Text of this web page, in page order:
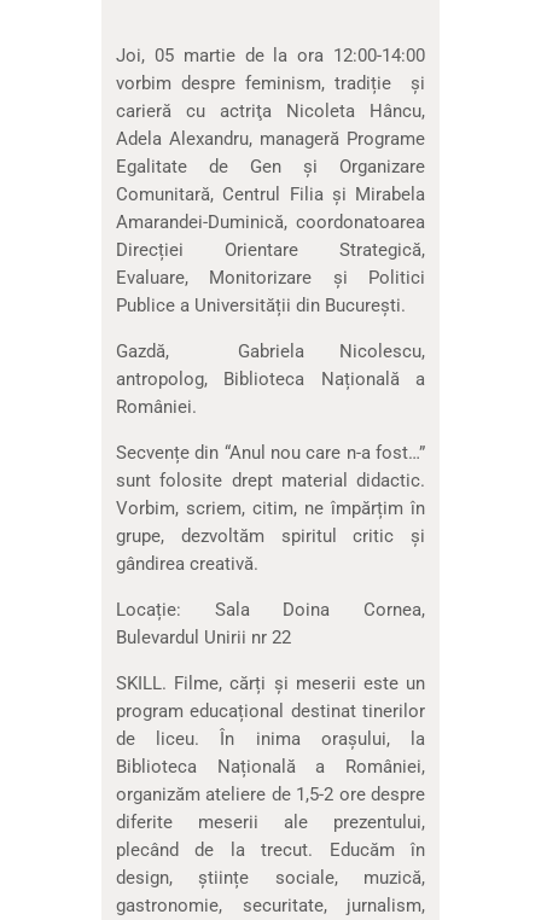
Joi, 05 martie de la ora 12:00-14:00
vorbim despre feminism, tradiție şi
carieră cu actriţa Nicoleta Hâncu,
Adela Alexandru, manageră Programe
Egalitate de Gen și Organizare
Comunitară, Centrul Filia şi Mirabela
Amarandei-Duminică, coordonatoarea
Direcției Orientare Strategică,
Evaluare, Monitorizare și Politici
Publice a Universității din București.
Gazdă, Gabriela Nicolescu,
antropolog, Biblioteca Națională a
României.
Secvențe din “Anul nou care n-a fost…”
sunt folosite drept material didactic.
Vorbim, scriem, citim, ne împărțim în
grupe, dezvoltăm spiritul critic și
gândirea creativă.
Locație: Sala Doina Cornea,
Bulevardul Unirii nr 22
SKILL. Filme, cărți și meserii este un
program educațional destinat tinerilor
de liceu. În inima orașului, la
Biblioteca Națională a României,
organizăm ateliere de 1,5-2 ore despre
diferite meserii ale prezentului,
plecând de la trecut. Educăm în
design, științe sociale, muzică,
gastronomie, securitate, jurnalism,